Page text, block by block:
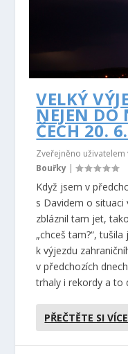
VELKÝ
NEJEN DO
ČECH 20.
Zveřejněno
Bouřky |
Když jsem v
s Davidem o situaci
zbláznil tam jet,
„chceš tam?“,
k výjezdu
v předchozích
trhaly i rekordy a to
PŘEČTĚTE SI VÍCE